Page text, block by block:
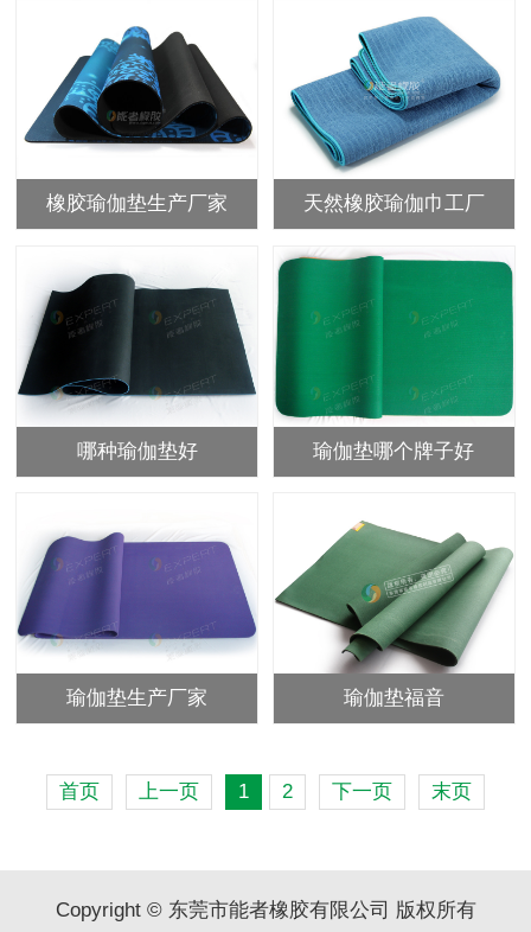
橡胶瑜伽垫生产厂家 天然橡胶瑜伽巾工厂
哪种瑜伽垫好 瑜伽垫哪个牌子好
瑜伽垫生产厂家 瑜伽垫福音
首页 上一页 1 2 下一页 末页
Copyright © 东莞市能者橡胶有限公司 版权所有